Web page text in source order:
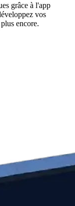
grâce à l'app
vos
encore.